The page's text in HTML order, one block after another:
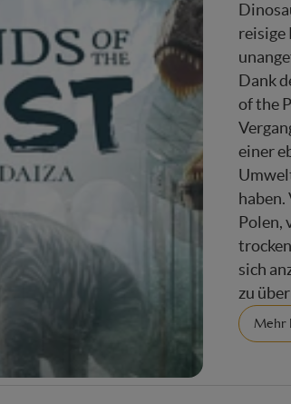
reisige
Dank
of the
einer
haben.
Polen,
sich
zu
Mehr